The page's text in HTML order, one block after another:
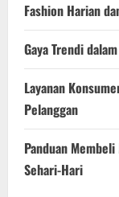
Fashion Harian
Gaya Trendi
Layanan
Pelanggan
Panduan
Sehari-Hari